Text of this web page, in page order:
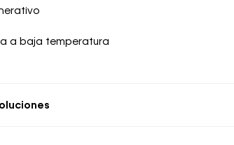
a baja temperatura